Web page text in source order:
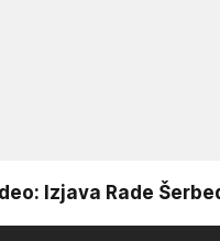
Izjava Rade